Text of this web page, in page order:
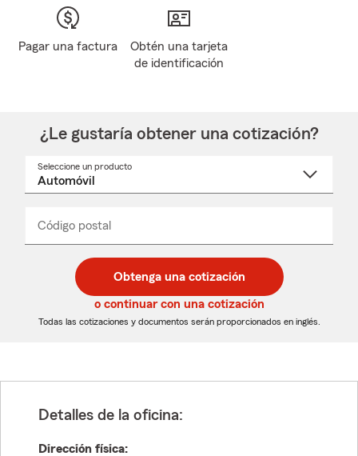
Pagar una factura
Obtén una tarjeta
de identificación
¿Le gustaría obtener una cotización?
Seleccione un producto
desplegable
Código postal
de
5
dígitos
de
5
dígitos
_____
Obtenga una cotización
o continuar con una cotización
Todas las cotizaciones y documentos serán proporcionados en inglés.
Detalles de la oficina:
Dirección física: